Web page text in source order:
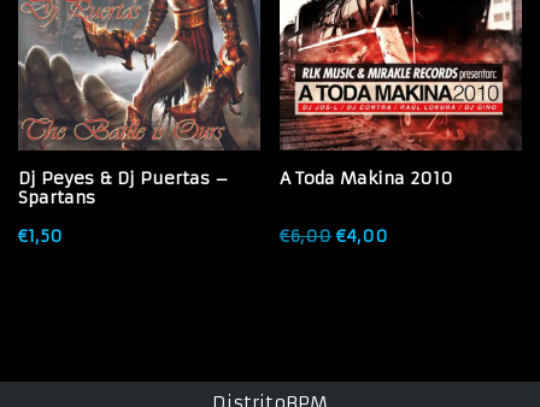
Dj Peyes & Dj Puertas –
Spartans
€1,50
A Toda Makina 2010
€6,00 €4,00